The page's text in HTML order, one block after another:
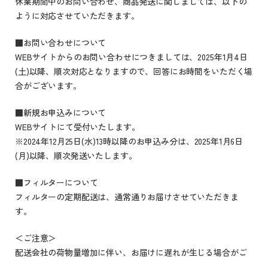
ように対応させていただきます。
■お問い合わせについて
WEBサイトからのお問い合わせにつきましては、2025年1月4日
(土)以降、順次対応となりますので、回答にお時間をいただく場
合がございます。
■新規お申込みについて
WEBサイトにて受付いたします。
※2024年12月25日(水)13時以降のお申込み分は、2025年1月6日
(月)以降、順次発送いたします。
■フィルターについて
フィルターの定期配送は、通常通りお届けさせていただきま
す。
＜ご注意＞
配送会社の荷物量増加に伴い、お届けに遅れが生じる場合がご